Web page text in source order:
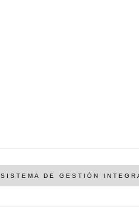
SISTEMA DE GESTIÓN